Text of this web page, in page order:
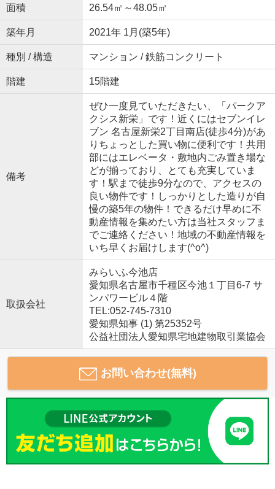
面積 26.54㎡～48.05㎡
築年月 2021年 1月(築5年)
種別 / 構造 マンション / 鉄筋コンクリート
階建 15階建
備考
ぜひ一度見ていただきたい、「パークア
クシス新栄」です！近くにはセブンイレ
ブン 名古屋新栄2丁目南店(徒歩4分)があ
りちょっとした買い物に便利です！共用
部にはエレベータ・敷地内ごみ置き場な
どが揃っており、とても充実していま
す！駅まで徒歩9分なので、アクセスの
良い物件です！しっかりとした造りが自
慢の築5年の物件！できるだけ早めに不
動産情報を集めたい方は当社スタッフま
でご連絡ください！地域の不動産情報を
いち早くお届けします(^o^)
取扱会社
みらいふ今池店
愛知県名古屋市千種区今池１丁目6-7 サ
ンパワービル４階
TEL:052-745-7310
愛知県知事 (1) 第25352号
公益社団法人愛知県宅地建物取引業協会
お問い合わせ(無料)